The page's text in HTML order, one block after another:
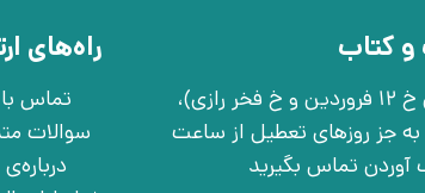
و کتاب
تهران، خ انقلاب، خ 12 فروردین، خ روانمهر شرقی(بین خ 12 فروردین و خ فخر رازی)،
به جز روزهای تعطیل از ساعت
راه‌های
تماس
سوالات
درباره‌ی